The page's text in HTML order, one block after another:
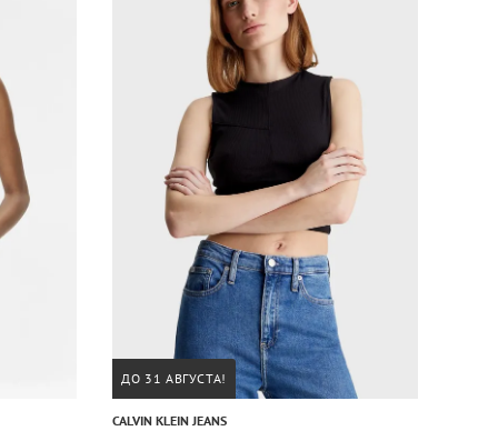
ДО 31 АВГУСТА!
CALVIN KLEIN JEANS